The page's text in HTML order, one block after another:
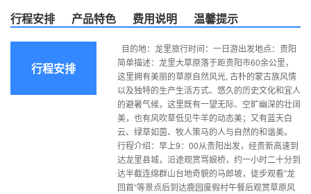
行程安排 产品特色 费用说明 温馨提示
行程安排
目的地：龙里旅行时间：一日游出发地点：贵阳
简单描述：龙里大草原落于距贵阳市60余公里，
这里拥有美丽的草原自然风光, 古朴的蒙古族风情
以及独特的生产生活方式、悠久的历史文化和宜人
的避暑气候，这里既有一望无际、空旷幽深的壮阔
美，也有风吹草低见牛羊的动态美；又有蓝天白
云、绿草如茵、牧人策马的人与自然的和谐美。
行程介绍：早上9：00从贵阳出发，经贵新高速到
达龙里县城，沿途观赏骂娘桥，约一小时二十分到
达半截连绵群山台地奇貌的马郎坡，徒步观看”龙
回首“等景点后到达鹿园度假村午餐后观赏草原风